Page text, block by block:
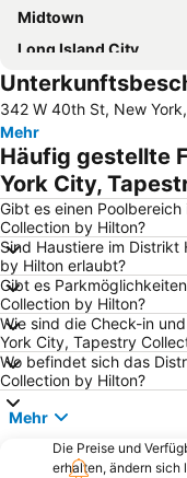
Midtown
Long Island City
Financial District
SoHo
Chelsea
Penn Station
Rockefeller Center
Brooklyn Bridge
Flughafen LaGuardia
Bryant Park
Wall Street
MetLife Stadium
Grand Central Terminal
Howard Beach JFK Airport Metro
JFK Runway Run
342 W 40th St, New
Mehr
Häufig gestellte
York City,
Gibt es einen
Collection by Hilton?
Sind Haustiere im
by Hilton erlaubt?
Gibt es
Collection by Hilton?
Wie sind die Check-in
York City, Tapestry
Wo befindet sich das
Collection by Hilton?
Mehr
Die Preise und
erhalten, ändern sich